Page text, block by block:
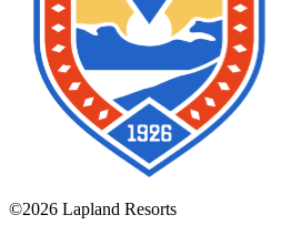
©2026 Lapland Resorts